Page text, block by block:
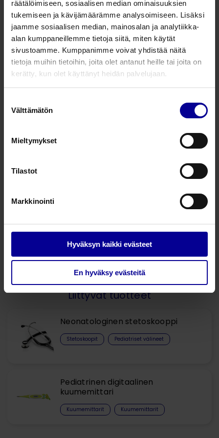
räätälöimiseen, sosiaalisen median ominaisuuksien
tukemiseen ja kävijämäärämme analysoimiseen. Lisäksi
jaamme sosiaalisen median, mainosalan ja analytiikka-
alan kumppaneillemme tietoja siitä, miten käytät
sivustoamme. Kumppanimme voivat yhdistää näitä
tietoja muihin tietoihin, joita olet antanut heille tai joita on
kerätty, kun olet käyttänyt heidän palvelujaan.
valinta
Välttämätön
Mieltymykset
Tilastot
Markkinointi
Hyväksyn kaikki evästeet
En hyväksy evästeitä
pienemmät ja eläinaiheet sopivat erinomaisesti
tutkimusvälineiksi lapsille ja lapsenmielisille.
Pakkaus sisältää hauskat eläinkasvoklipsit: panda, karhu,
sammakko, koala, kauris, apina ja tiikeri. Stetoskoopin
rungon värivaihtoehdot: vaaleanpunainen, mintunvihreä
ja valkoinen. Ei sisällä ftalaatteja.
määritellä äänten korkeuden.
Tuotenumero
Pediatrinen stetoskooppi, eläimet
Pediatrinen stetoskooppi, eläimet
Kysy lisää tuotteesta
Liittyvät tuotteet
Neonatologinen stetoskooppi
Stetoskoopit Pediatriset välineet
Pediatrinen digitaalinen
kuumemittari
Kuumemittarit​ Kuumemittarit